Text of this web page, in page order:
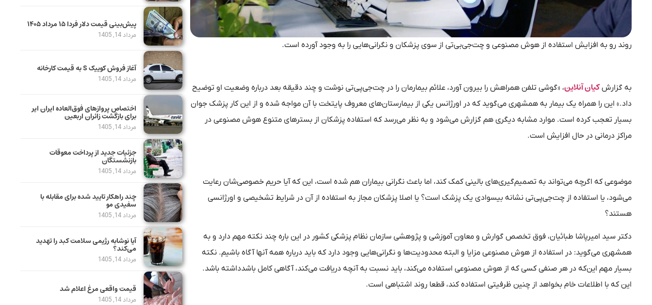
روند رو به افزایش استفاده از هوش مصنوعی و چت‌جی‌بی‌تی از سوی پزشکان و نگرانی‌هایی را به وجود آورده است.
به گزارشکیان آنلاین، «گوشی تلفن همراهش را بیرون آورد، علائم بیمارمان را در چت‌جی‌پی‌تی نوشت و چند دقیقه بعد درباره وضعیت او توضیح
داد.» این را همراه یک بیمار به همشهری می‌گوید که در اورژانس یکی از بیمارستان‌های معروف پایتخت با آن مواجه شده و از این کار پزشک جوان
بسیار تعجب کرده است. موارد مشابه دیگری هم گزارش می‌شود و به نظر می‌رسد که استفاده پزشکان از بسترهای متنوع هوش مصنوعی در
مراکز درمانی در حال افزایش است.
موضوعی که اگرچه می‌تواند به تصمیم‌گیری‌های بالینی کمک کند، اما باعث نگرانی بیماران هم شده است،‌ این که آیا حریم خصوصی‌شان رعایت
می‌شود، یا استفاده از چت‌جی‌پی‌تی نشانه بیسوادی یک پزشک است؟ یا اصلا پزشکان مجاز به استفاده از آن در شرایط تشخیصی و اورژانسی
هستند؟
دکتر سید امیرپاشا طبائیان، فوق تخصص گوارش و معاون آموزشی و پژوهشی سازمان نظام پزشکی کشور در این باره چند نکته مهم دارد و به
همشهری می‌گوید: در استفاده از هوش مصنوعی مزایا و البته محدودیت‌ها و نگرانی‌هایی وجود دارد که باید درباره همه آنها آگاه باشیم. نکته
بسیار مهم این‌که در هر صنفی کسی که از هوش مصنوعی استفاده می‌کند، باید نسبت به آنچه دریافت می‌کند، آگاهی کامل باشدداشته باشد.
این که با اطلاعات خام بخواهد از چنین ظرفیتی استفاده کند، قطعا روند اشتباهی است.
پیش‌بینی قیمت دلار فردا ۱۵ مرداد ۱۴۰۵
مرداد 14, 1405
آغاز فروش کوییک S به قیمت کارخانه
مرداد 14, 1405
اختصاص پروازهای فوق‌العاده ایران ایر
برای بازگشت زائران اربعین
مرداد 14, 1405
جزئیات جدید از پرداخت معوقات
بازنشستگان
مرداد 14, 1405
چند راهکار تایید شده برای مقابله با
سفیدی مو
مرداد 14, 1405
آیا نوشابه رژیمی سلامت کبد را تهدید
می‌کند؟
مرداد 14, 1405
قیمت واقعی مرغ اعلام شد
مرداد 14, 1405